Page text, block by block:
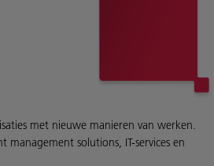
met nieuwe manieren van werken.
solutions, IT-services en